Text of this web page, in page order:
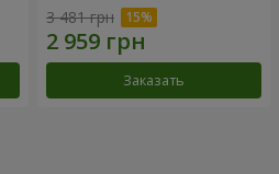
3 481 грн
Заказать